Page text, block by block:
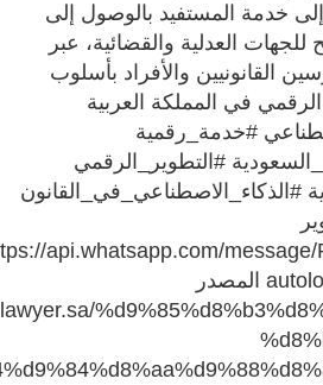
خدمة المستفيد بالوصول إلى
للجهات العدلية والقضائية، عبر
القانونيين والأفراد بأسلوب
في المملكة العربية
#خدمة_رقمية
#التطوير_الرقمي
#الذكاء_الاصطناعي_في_القانون
api.whatsapp.com/
autoload=1&app_absent=0 المصدر